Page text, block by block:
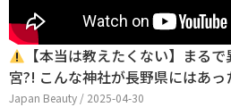
【本当は教えたくない】まる
宮?! こんな神社が長野県にはあ
Japan Beauty / 2025-04-30